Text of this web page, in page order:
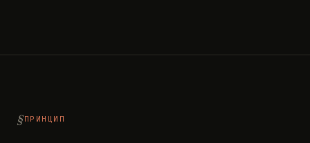
ПРИНЦИП